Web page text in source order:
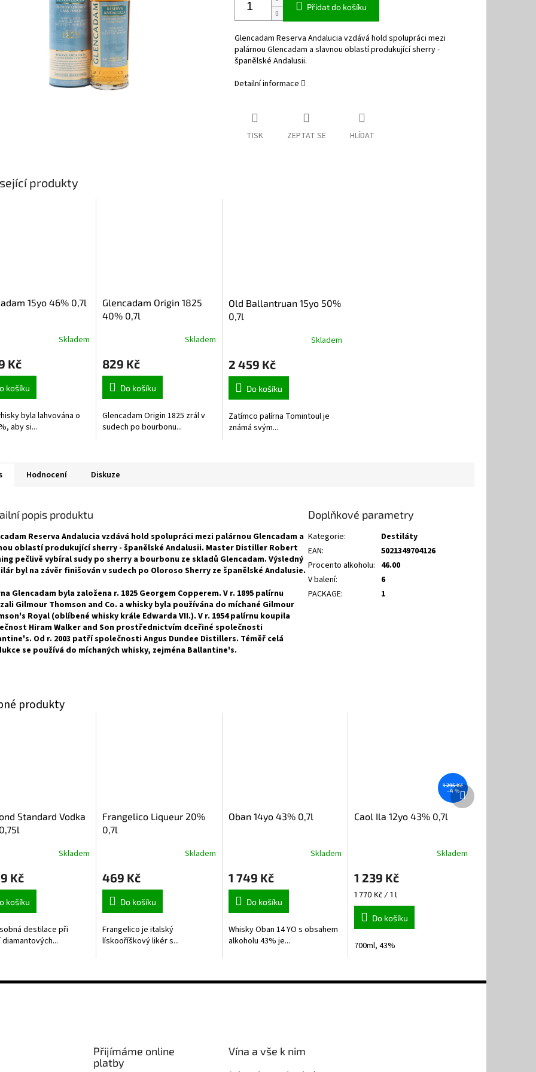
Přidat do košíku
Glencadam Reserva Andalucia vzdává hold spolupráci mezi
palárnou Glencadam a slavnou oblastí produkující sherry -
španělské Andalusii.
Detailní informace
TISK ZEPTAT SE HLÍDAT
produkty
15yo 46% 0,7l
Skladem
Kč
košíku
byla lahvována o
aby si...
Glencadam Origin 1825
40% 0,7l
Skladem
829 Kč
Do košíku
Glencadam Origin 1825 zrál v
sudech po bourbonu...
Old Ballantruan 15yo 50%
0,7l
Skladem
2 459 Kč
Do košíku
Zatímco palírna Tomintoul je
známá svým...
Hodnocení Diskuze
popis produktu
Reserva Andalucia vzdává hold spolupráci mezi palárnou Glencadam a
oblastí produkující sherry - španělské Andalusii. Master Distiller Robert
pečlivě vybíral sudy po sherry a bourbonu ze skladů Glencadam. Výsledný
byl na závěr finišován v sudech po Oloroso Sherry ze španělské Andalusie.
Glencadam byla založena r. 1825 Georgem Copperem. V r. 1895 palírnu
Gilmour Thomson and Co. a whisky byla používána do míchané Gilmour
Royal (oblíbené whisky krále Edwarda VII.). V r. 1954 palírnu koupila
Hiram Walker and Son prostřednictvím dceřiné společnosti
Od r. 2003 patří společnosti Angus Dundee Distillers. Téměř celá
se používá do míchaných whisky, zejména Ballantine's.
Doplňkové parametry
Kategorie:
Destiláty
EAN:
5021349704126
Procento alkoholu: 46.00
V balení:
6
PACKAGE: 1
Standard Vodka
Skladem
Kč
košíku
destilace při
Frangelico Liqueur 20%
0,7l
Skladem
469 Kč
Do košíku
Frangelico je italský
lískooříškový likér s...
Oban 14yo 43% 0,7l
Skladem
1 749 Kč
Do košíku
Whisky Oban 14 YO s obsahem
alkoholu 43% je...
1 295 Kč
–4 %
Caol Ila 12yo 43% 0,7l
Skladem
1 239 Kč
Měrná
cena:
1 770 Kč / 1 l
Do košíku
700ml, 43%
Další
produkt
Přijímáme online
platby
Vína a vše k nim